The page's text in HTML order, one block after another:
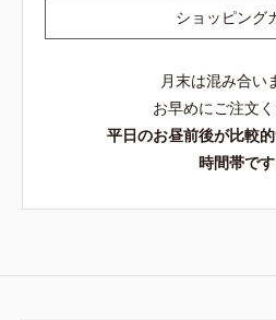
ショッピング
月末は混み合い
お早めにご注文く
平日のお昼前後が比較
時間帯です